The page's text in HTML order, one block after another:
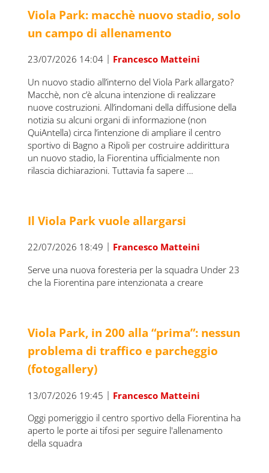
Viola Park: macchè nuovo stadio, solo
un campo di allenamento
23/07/2026 14:04 | Francesco Matteini
Un nuovo stadio all’interno del Viola Park allargato?
Macchè, non c’è alcuna intenzione di realizzare
nuove costruzioni. All’indomani della diffusione della
notizia su alcuni organi di informazione (non
QuiAntella) circa l’intenzione di ampliare il centro
sportivo di Bagno a Ripoli per costruire addirittura
un nuovo stadio, la Fiorentina ufficialmente non
rilascia dichiarazioni. Tuttavia fa sapere …
Il Viola Park vuole allargarsi
22/07/2026 18:49 | Francesco Matteini
Serve una nuova foresteria per la squadra Under 23
che la Fiorentina pare intenzionata a creare
Viola Park, in 200 alla “prima”: nessun
problema di traffico e parcheggio
(fotogallery)
13/07/2026 19:45 | Francesco Matteini
Oggi pomeriggio il centro sportivo della Fiorentina ha
aperto le porte ai tifosi per seguire l'allenamento
della squadra